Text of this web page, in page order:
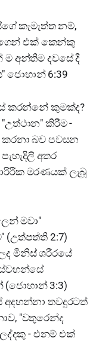
කැමැත්ත නම්,
එක් කෙන්කු
අන්තිම දවසේ දී
ජොහාන් 6:39
කරන්නේ කුමක්ද?
කිරීම -
බව පවසන
අතර
මරණයක් ලැබූ
මවා"
(උත්පත්ති 2:7)
මිනිස් ශරීරයේ
(ජොහාන් 3:3)
අදහන්නා තවදුරටත්
"වතුරෙන්ද
- එනම් එක්